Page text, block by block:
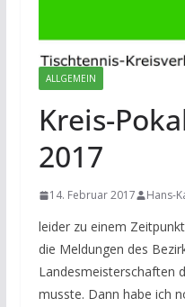
ALLGEMEIN
Kreis-
2017
14. Februar 2017 Hans-
leider zu einem
die Meldungen des
Landesmeisterschaften
musste. Dann habe ich